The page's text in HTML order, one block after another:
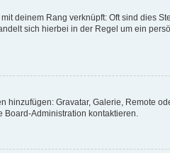
deinem Rang verknüpft: Oft sind dies
sich hierbei in der Regel um ein
Gravatar, Galerie, Remote
Administration kontaktieren.